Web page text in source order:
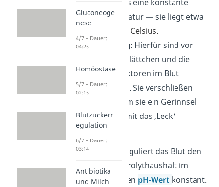
ermöglicht uns eine konstante
Körpertemperatur — sie liegt etwa
7 Grad Celsius.
Blutgerinnung: Hierfür sind vor
allem die Blutplättchen und die
Gerinnungsfaktoren im Blut
verantwortlich. Sie verschließen
Wunden, indem sie ein Gerinnsel
bilden und somit das ‚Leck‘
abdichten.
Darüber hinaus reguliert das Blut den
Wasser- und Elektrolythaushalt im
Körper und hält den pH-Wert konstant.
Gluconeoge
nese
4/7 – Dauer:
04:25
Homöostase
5/7 – Dauer:
02:15
Blutzuckerr
egulation
6/7 – Dauer:
03:14
Antibiotika
und Milch